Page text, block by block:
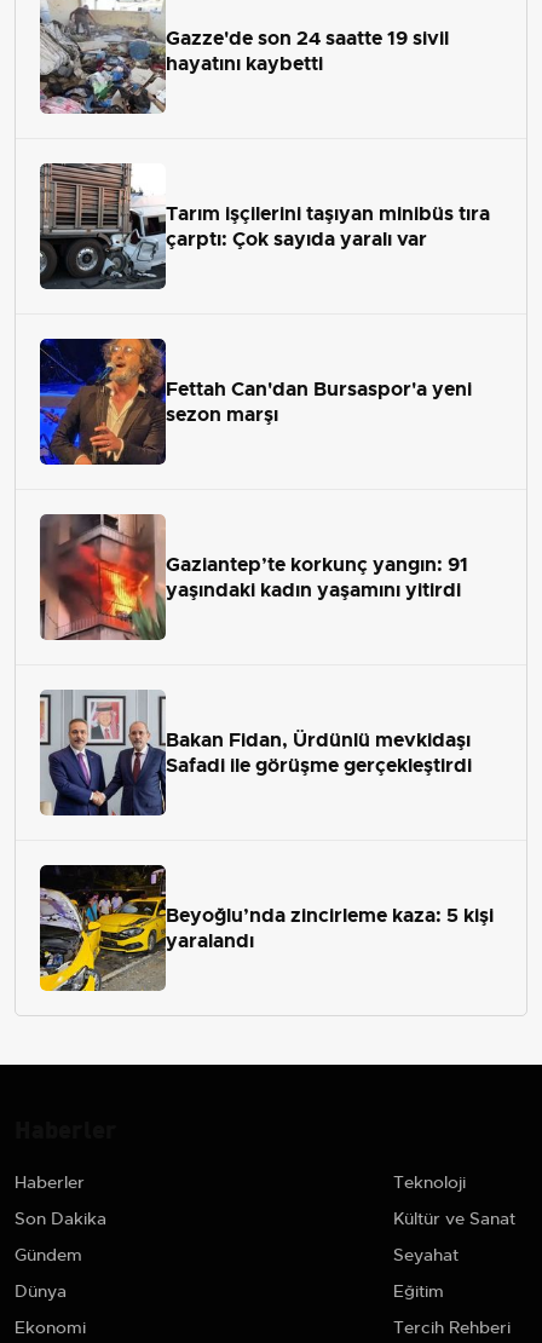
Gazze'de son 24 saatte 19 sivil
hayatını kaybetti
Tarım işçilerini taşıyan minibüs tıra
çarptı: Çok sayıda yaralı var
Fettah Can'dan Bursaspor'a yeni
sezon marşı
Gaziantep’te korkunç yangın: 91
yaşındaki kadın yaşamını yitirdi
Bakan Fidan, Ürdünlü mevkidaşı
Safadi ile görüşme gerçekleştirdi
Beyoğlu’nda zincirleme kaza: 5 kişi
yaralandı
Haberler
Son Dakika
Gündem
Dünya
Ekonomi
Teknoloji
Kültür ve Sanat
Seyahat
Eğitim
Tercih Rehberi